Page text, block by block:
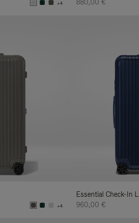
+4
880,00 €
+4
Essential Check-In L
960,00 €